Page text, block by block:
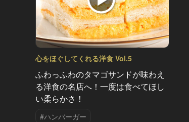
心をほぐしてくれる洋食 Vol.5
ふわっふわのタマゴサンドが味わえ
る洋食の名店へ！一度は食べてほし
い柔らかさ！
#ハンバーガー